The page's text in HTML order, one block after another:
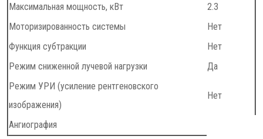
Максимальная мощность, кВт
2.3
Моторизированность системы
Нет
Функция субтракции
Нет
Режим сниженной лучевой нагрузки
Да
Режим УРИ (усиление рентгеновского
изображения)
Нет
Ангиография